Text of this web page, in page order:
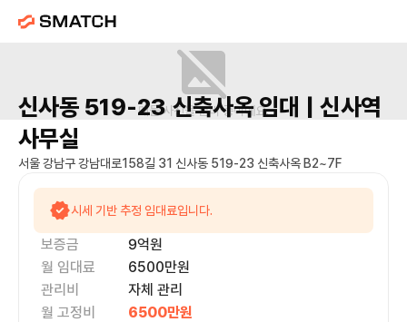
매물 사진을 준비 중이에요.
신사동 519-23 신축사옥임대 | 신사역
사무실
서울 강남구 강남대로158길 31 신사동 519-23 신축사옥 B2~7F
시세 기반 추정 임대료입니다.
보증금 9억원
월 임대료
6500만원
관리비
자체 관리
월 고정비
6500만원